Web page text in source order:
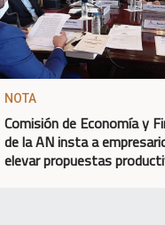
NOTA
Comisión de Economía y
de la AN insta a
elevar propuestas